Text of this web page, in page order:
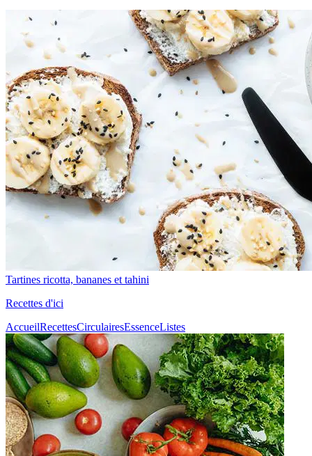
Tartines ricotta, bananes et tahini
Recettes d'ici
AccueilRecettesCirculairesEssenceListes